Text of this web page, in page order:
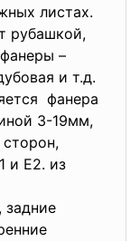
листах.
рубашкой,
–
и т.д.
фанера
3-19мм,
и Е2. из
задние